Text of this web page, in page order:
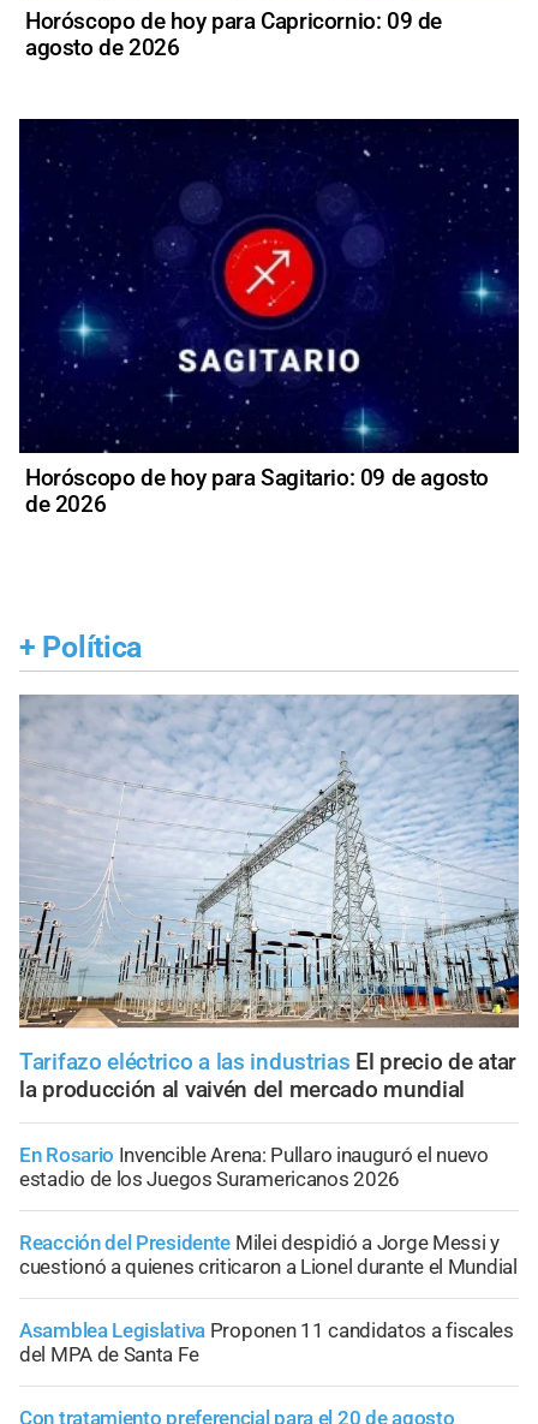
Horóscopo de hoy para Capricornio: 09 de
agosto de 2026
Horóscopo de hoy para Sagitario: 09 de agosto
de 2026
+ Política
Tarifazo eléctrico a las industrias El precio de atar
la producción al vaivén del mercado mundial
En Rosario Invencible Arena: Pullaro inauguró el nuevo
estadio de los Juegos Suramericanos 2026
Reacción del Presidente Milei despidió a Jorge Messi y
cuestionó a quienes criticaron a Lionel durante el Mundial
Asamblea Legislativa Proponen 11 candidatos a fiscales
del MPA de Santa Fe
Con tratamiento preferencial para el 20 de agosto